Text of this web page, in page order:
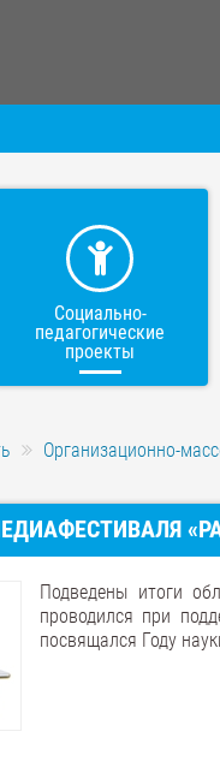
Социально-
педагогические
проекты
Организационно-
Подведены итоги
проводился при
посвящался Году